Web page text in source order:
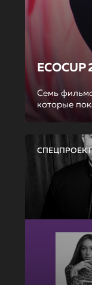
ECOCUP
Семь
которые
СПЕЦПРОЕКТ